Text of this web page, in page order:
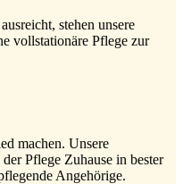
stehen unsere
vollstationäre Pflege zur
machen. Unsere
Pflege Zuhause in bester
Angehörige.